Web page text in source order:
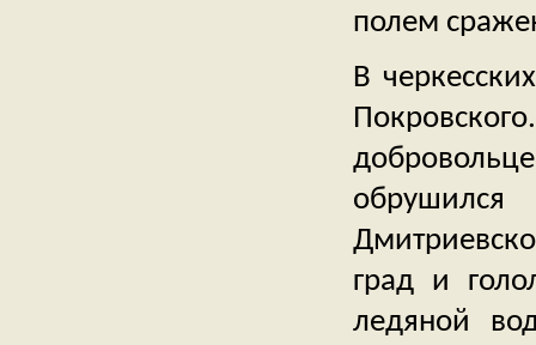
полем
В
град и
ледяной